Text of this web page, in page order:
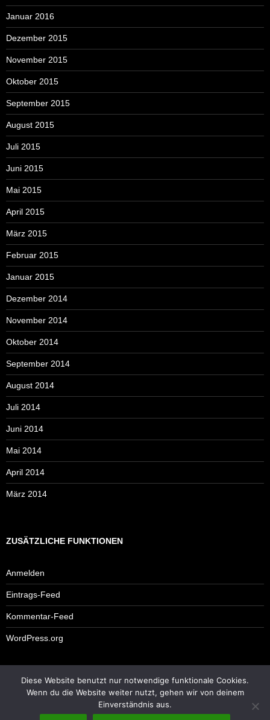
Januar 2016
Dezember 2015
November 2015
Oktober 2015
September 2015
August 2015
Juli 2015
Juni 2015
Mai 2015
April 2015
März 2015
Februar 2015
Januar 2015
Dezember 2014
November 2014
Oktober 2014
September 2014
August 2014
Juli 2014
Juni 2014
Mai 2014
April 2014
März 2014
ZUSÄTZLICHE FUNKTIONEN
Anmelden
Eintrags-Feed
Kommentar-Feed
WordPress.org
Impressum
Diese Website benutzt nur notwendige funktionale Cookies.
Wenn du die Website weiter nutzt, gehen wir von deinem
Einverständnis aus.